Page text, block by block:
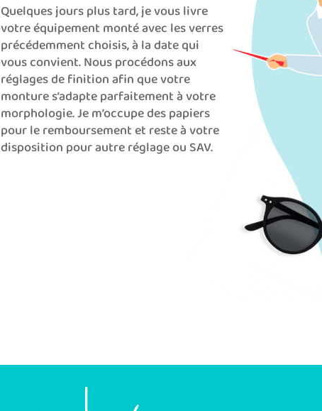
Quelquesjours plus tard, je vous livre
votre équipement montéavec les verres
précédemment choisis, à la date qui
vous convient.Nous procédons aux
réglages de finition afin que votre
monture s’adapte parfaitement àvotre
morphologie.Je m’occupe des papiers
pour le remboursement et reste à votre
disposition pour autreréglage ou SAV.